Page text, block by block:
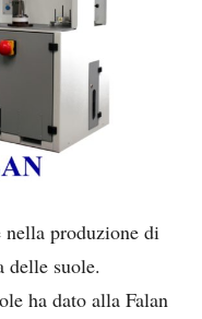
nella produzione di
delle suole.
ha dato alla Falan